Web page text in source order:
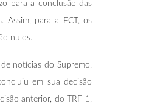
para a conclusão das
Assim, para a ECT, os
nulos.
notícias do Supremo,
em sua decisão
anterior, do TRF-1,